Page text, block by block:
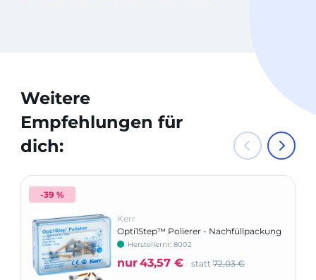
Weitere
Empfehlungen für
dich:
-39 %
Kerr
Opti1Step™ Polierer - Nachfüllpackung
Herstellernr: 8002
nur43,57 € statt 72,03 €